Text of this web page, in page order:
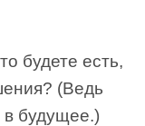
будете есть,
(Ведь
в будущее.)